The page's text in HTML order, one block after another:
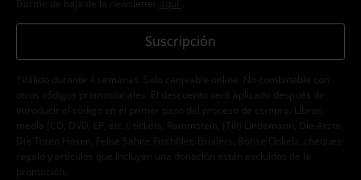
Darme de baja de la newsletter
aquí
Suscripción
*Válido durante 4 semanas. Solo canjeable online. No combinable con
otros códigos promocionales. El descuento será aplicado después de
introducir el código en el primer paso del proceso de compra. Libros,
media (CD, DVD, LP, etc.), tickets, Rammstein, (Till) Lindemann, Die Ärzte,
Die Toten Hosen, Feine Sahne Fischfilet, Broilers, Böhse Onkelz, cheques-
regalo y artículos que incluyen una donación están excluidos de la
promoción.